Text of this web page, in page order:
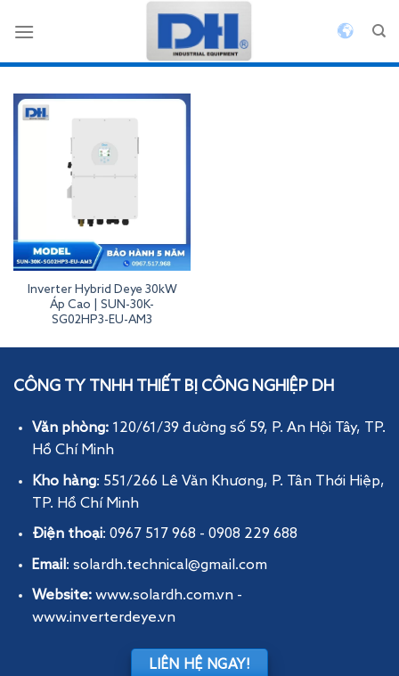
qua
Inverter Hybrid Deye 30kW
Áp Cao | SUN-30K-
SG02HP3-EU-AM3
Inverterdeye
CÔNG TY TNHH THIẾT BỊ CÔNG NGHIỆP DH
Văn phòng: 120/61/39 đường số 59, P. An Hội Tây, TP.
Hồ Chí Minh
Kho hàng: 551/266 Lê Văn Khương, P. Tân Thới Hiệp,
TP. Hồ Chí Minh
Điện thoại: 0967 517 968 - 0908 229 688
Email : solardh.technical@gmail.com
Website: www.solardh.com.vn-
www.inverterdeye.vn
LIÊN HỆ NGAY!